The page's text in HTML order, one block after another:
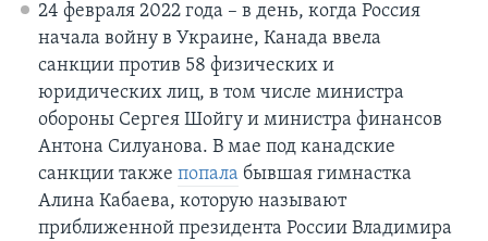
24 февраля 2022 года – в день, когда Россия
начала войну в Украине, Канада ввела
санкции против 58 физических и
юридических лиц, в том числе министра
обороны Сергея Шойгу и министра финансов
Антона Силуанова. В мае под канадские
санкции также попала бывшая гимнастка
Алина Кабаева, которую называют
приближенной президента России Владимира